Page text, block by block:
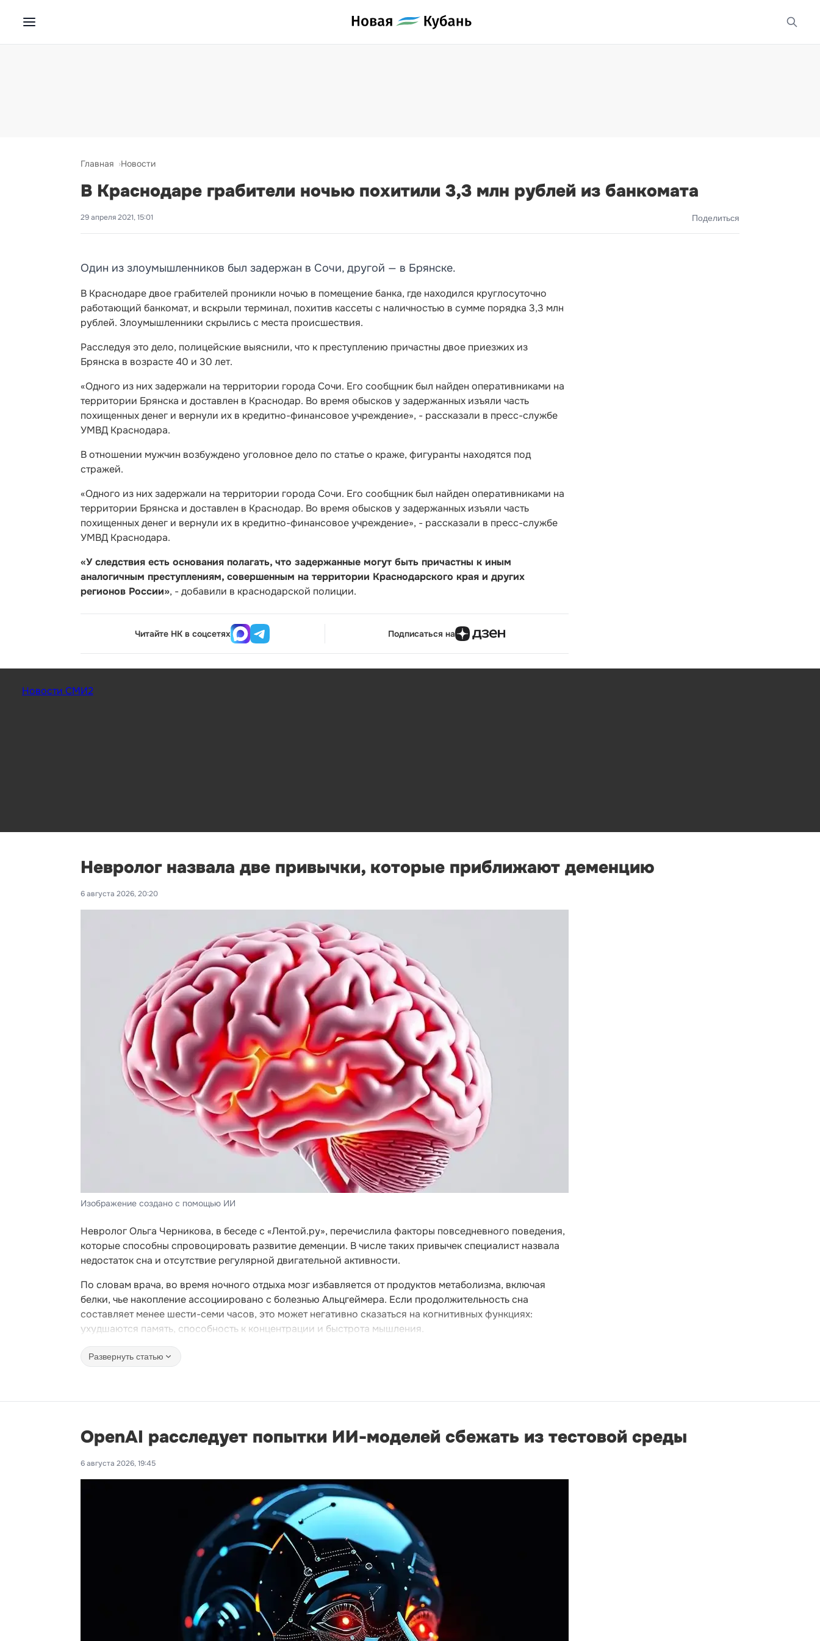
Главная Новости
В Краснодаре грабители ночью похитили 3,3 млн рублей из банкомата
29 апреля 2021, 15:01 Поделиться
Один из злоумышленников был задержан в Сочи, другой — в Брянске.
В Краснодаре двое грабителей проникли ночью в помещение банка, где находился круглосуточно
работающий банкомат, и вскрыли терминал, похитив кассеты с наличностью в сумме порядка 3,3 млн
рублей. Злоумышленники скрылись с места происшествия.
Расследуя это дело, полицейские выяснили, что к преступлению причастны двое приезжих из
Брянска в возрасте 40 и 30 лет.
«Одного из них задержали на территории города Сочи. Его сообщник был найден оперативниками на
территории Брянска и доставлен в Краснодар. Во время обысков у задержанных изъяли часть
похищенных денег и вернули их в кредитно-финансовое учреждение», - рассказали в пресс-службе
УМВД Краснодара.
В отношении мужчин возбуждено уголовное дело по статье о краже, фигуранты находятся под
стражей.
«Одного из них задержали на территории города Сочи. Его сообщник был найден оперативниками на
территории Брянска и доставлен в Краснодар. Во время обысков у задержанных изъяли часть
похищенных денег и вернули их в кредитно-финансовое учреждение», - рассказали в пресс-службе
УМВД Краснодара.
«У следствия есть основания полагать, что задержанные могут быть причастны к иным
аналогичным преступлениям, совершенным на территории Краснодарского края и других
регионов России», - добавили в краснодарской полиции.
Читайте НК в соцсетях Подписаться на
Новости СМИ2
Невролог назвала две привычки, которые приближают деменцию
6 августа 2026, 20:20
Изображение создано с помощью ИИ
Невролог Ольга Черникова, в беседе с «Лентой.ру», перечислила факторы повседневного поведения,
которые способны спровоцировать развитие деменции. В числе таких привычек специалист назвала
недостаток сна и отсутствие регулярной двигательной активности.
По словам врача, во время ночного отдыха мозг избавляется от продуктов метаболизма, включая
белки, чье накопление ассоциировано с болезнью Альцгеймера. Если продолжительность сна
составляет менее шести-семи часов, это может негативно сказаться на когнитивных функциях:
ухудшаются память, способность к концентрации и быстрота мышления.
Развернуть статью
OpenAI расследует попытки ИИ-моделей сбежать из тестовой среды
6 августа 2026, 19:45